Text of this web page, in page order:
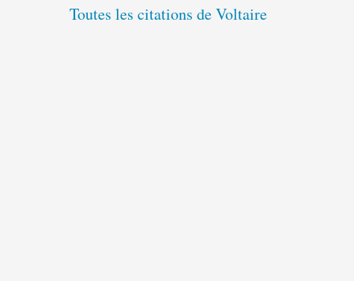
Toutes les citations de Voltaire